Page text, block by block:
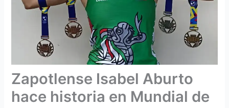
Zapotlense Isabel Aburto
hace historia en Mundial de